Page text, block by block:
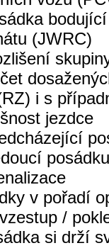
(JWRC)
i s
jezdce
posádku
v pořadí
/
si drží